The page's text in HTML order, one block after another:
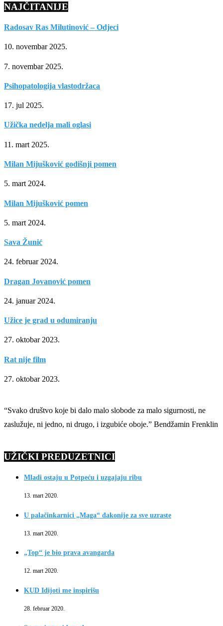
NAJČITANIJE
Radosav Ras Milutinović – Odjeci
10. novembar 2025.
7. novembar 2025.
Psihopatologija vlastodržaca
17. jul 2025.
Užička nedelja mali oglasi
11. mart 2025.
Milan Mijušković godišnji pomen
5. mart 2024.
Milan Mijušković pomen
5. mart 2024.
Sava Žunić
24. februar 2024.
Dragan Jovanović pomen
24. januar 2024.
Užice je grad u odumiranju
27. oktobar 2023.
Rat nije film
27. oktobar 2023.
“Svako društvo koje bi dalo malo slobode za malo sigurnosti, ne
zaslužuje, ni jedno, ni drugo, i izgubiće oboje.” Bendžamin Frenklin
UŽIČKI PREDUZETNICI
Mladi ostaju u Potpeću i uzgajaju ribu
13. mart 2020.
U palačinkarnici „Maga“ đakonije za sve uzraste
13. mart 2020.
„Top“ je bio prava avangarda
12. mart 2020.
KUD Idijoti me inspirišu
28. februar 2020.